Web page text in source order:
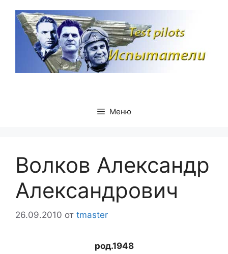
содержимому
Меню
Волков Александр
Александрович
26.09.2010 от tmaster
род.1948